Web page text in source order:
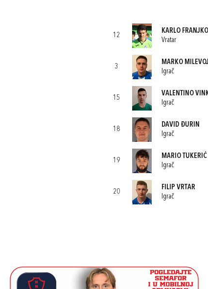
12
KARLO
Vratar
3
MARKO MILEVOJ
Igrač
15
VALENTINO
Igrač
18
DAVID ĐURIN
Igrač
19
MARIO TUKERIĆ
Igrač
20
FILIP VRTAR
Igrač